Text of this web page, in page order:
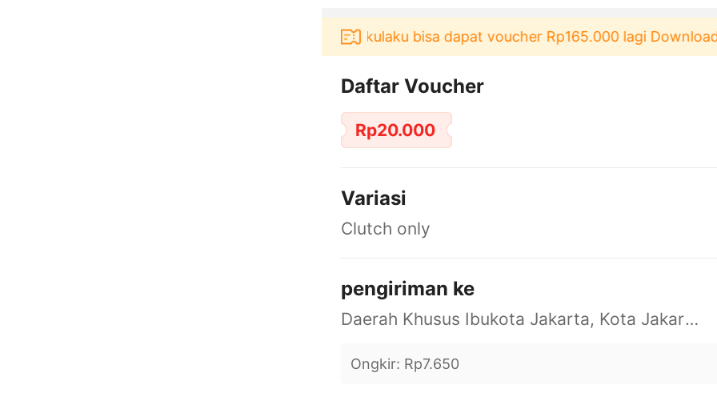
Pengguna baru berbelanja di aplikasi Akulaku bisa dapat voucher Rp165.000 lagi Download &
Daftar Voucher
Rp20.000
Variasi
Clutch only
pengiriman ke
Daerah Khusus Ibukota Jakarta, Kota Jakarta Barat, Cengkareng, yy
Ongkir: Rp7.650